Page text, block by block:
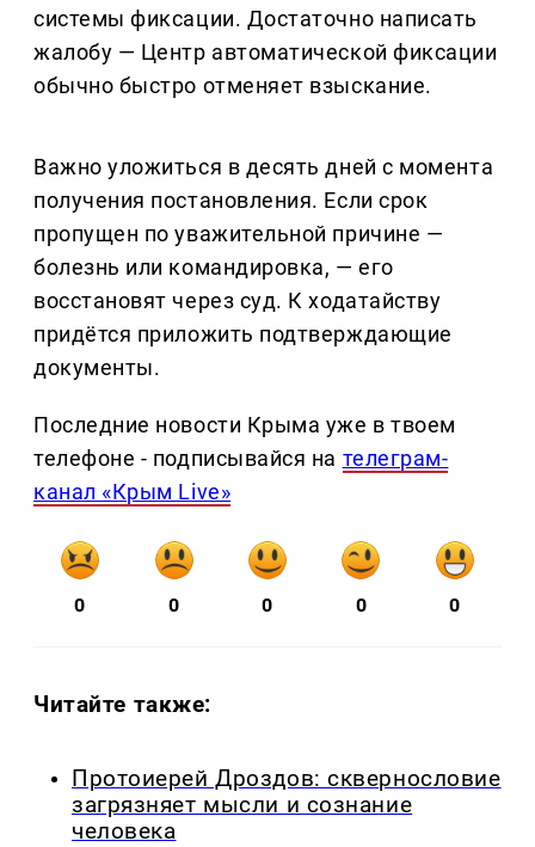
системы фиксации. Достаточно написать
жалобу — Центр автоматической фиксации
обычно быстро отменяет взыскание.
Важно уложиться в десять дней с момента
получения постановления. Если срок
пропущен по уважительной причине —
болезнь или командировка, — его
восстановят через суд. К ходатайству
придётся приложить подтверждающие
документы.
Последние новости Крыма уже в твоем
телефоне - подписывайся на телеграм-
канал «Крым Live»
0 0 0 0 0
Читайте также:
Протоиерей Дроздов: сквернословие
загрязняет мысли и сознание
человека